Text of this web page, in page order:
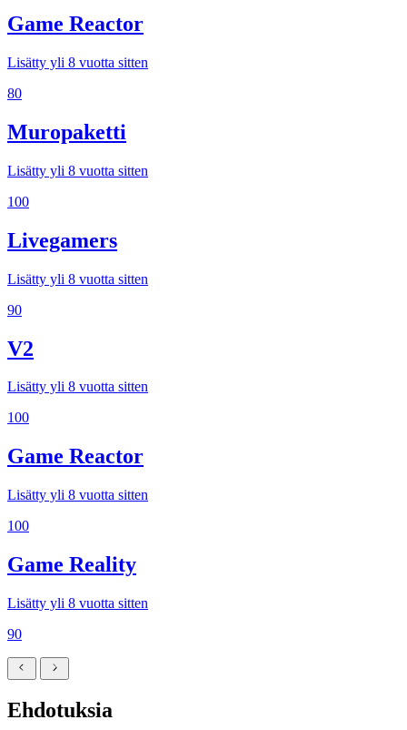
Game Reactor
Lisätty yli 8 vuotta sitten
80
Muropaketti
Lisätty yli 8 vuotta sitten
100
Livegamers
Lisätty yli 8 vuotta sitten
90
V2
Lisätty yli 8 vuotta sitten
100
Game Reactor
Lisätty yli 8 vuotta sitten
100
Game Reality
Lisätty yli 8 vuotta sitten
90
Ehdotuksia